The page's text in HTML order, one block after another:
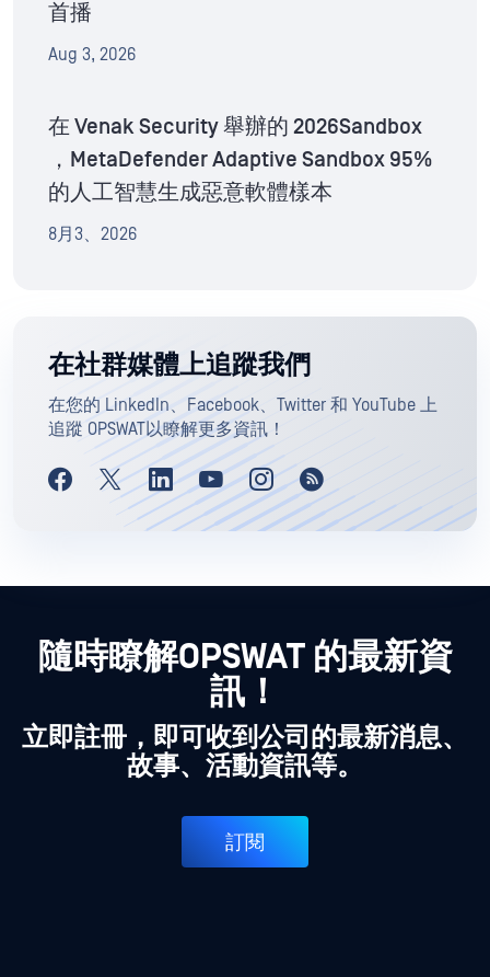
首播
Aug 3, 2026
在 Venak Security 舉辦的 2026Sandbox
，MetaDefender Adaptive Sandbox 95%
的人工智慧生成惡意軟體樣本
8月3、2026
在社群媒體上追蹤我們
在您的 LinkedIn、Facebook、Twitter 和 YouTube 上
追蹤 OPSWAT以瞭解更多資訊！
隨時瞭解OPSWAT 的最新資
訊！
立即註冊，即可收到公司的最新消息、
故事、活動資訊等。
訂閱